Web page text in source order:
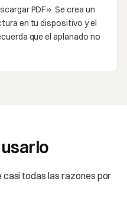
PDF». Se crea un
en tu dispositivo y el
que el aplanado no
casi todas las razones por